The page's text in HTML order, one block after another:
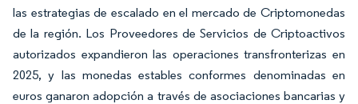
las estrategias de escalado en el mercado de Criptomonedas
de la región. Los Proveedores de Servicios de Criptoactivos
autorizados expandieron las operaciones transfronterizas en
2025, y las monedas estables conformes denominadas en
euros ganaron adopción a través de asociaciones bancarias y